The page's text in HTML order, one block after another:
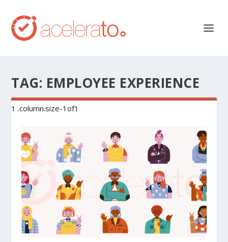
TAG: EMPLOYEE EXPERIENCE